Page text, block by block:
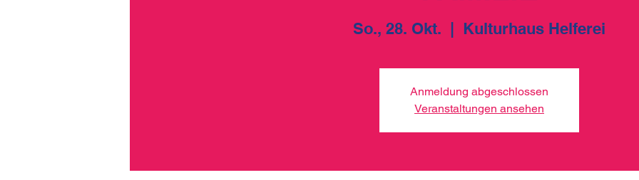
So., 28. Okt.
  |
Kulturhaus Helferei
Anmeldung abgeschlossen
Veranstaltungen ansehen